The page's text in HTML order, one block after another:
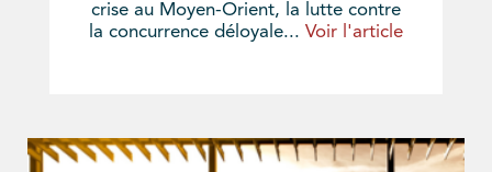
crise au Moyen-Orient, la lutte contre
la concurrence déloyale... Voir l'article